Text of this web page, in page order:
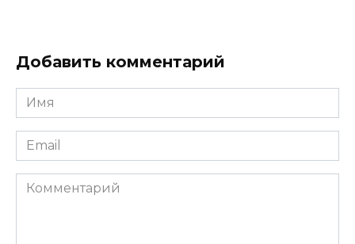
Добавить комментарий
Имя
*
Email
*
Комментарий